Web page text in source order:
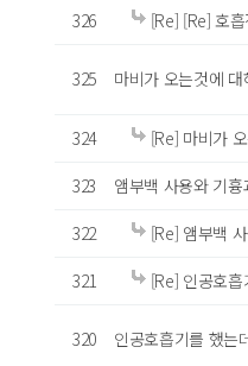
326
[Re] [Re] 호
325 마비가 오는것에
324
[Re] 마비가
323
앰부백 사용와 기
322
[Re] 앰부백
321
[Re] 인공호
320 인공호흡기를 했는